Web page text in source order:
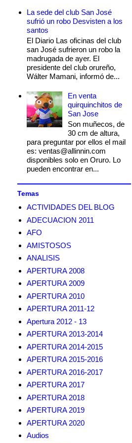
La sede del club San José
sufrió un robo Desvisten a los
santos
El Diario Las oficinas del club
san José sufrieron un robo la
madrugada de ayer. El
presidente del club orureño,
Wálter Mamani, informó de...
En venta
quirquinchitos de
San Jose
Son muñecos, de
30 cm de altura,
para preguntar por ellos el mail
es: ventas@allinnin.com
disponibles solo en Oruro. Lo
pueden encontrar en...
Temas
ACTIVIDADES DEL BLOG
ADECUACION 2011
AFO
AMISTOSOS
ANALISIS
APERTURA 2008
APERTURA 2009
APERTURA 2010
APERTURA 2011-12
Apertura 2012 - 13
APERTURA 2013-2014
APERTURA 2014-2015
APERTURA 2015-2016
APERTURA 2016-2017
APERTURA 2017
APERTURA 2018
APERTURA 2019
APERTURA 2020
Audios